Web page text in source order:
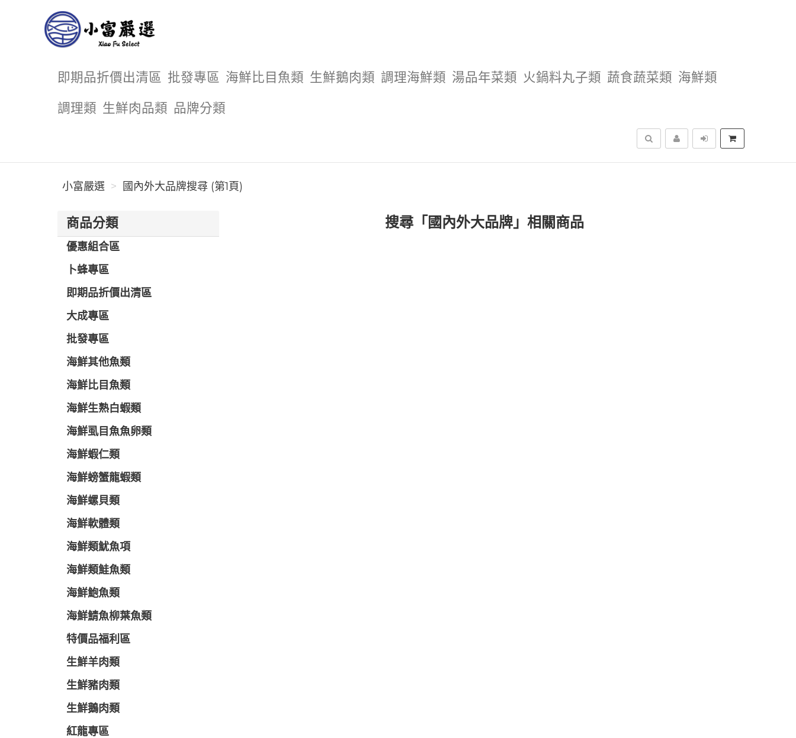
即期品折價出清區 批發專區 海鮮比目魚類 生鮮鵝肉類 調理海鮮類 湯品年菜類 火鍋料丸子類 蔬食蔬菜類 海鮮類
調理類 生鮮肉品類 品牌分類
搜尋
小富嚴選 國內外大品牌搜尋 (第1頁)
商品分類
優惠組合區
卜蜂專區
即期品折價出清區
大成專區
批發專區
海鮮其他魚類
海鮮比目魚類
海鮮生熟白蝦類
海鮮虱目魚魚卵類
海鮮蝦仁類
海鮮螃蟹龍蝦類
海鮮螺貝類
海鮮軟體類
海鮮類魷魚項
海鮮類鮭魚類
海鮮鮑魚類
海鮮鯖魚柳葉魚類
特價品福利區
生鮮羊肉類
生鮮豬肉類
生鮮鵝肉類
紅龍專區
搜尋「國內外大品牌」相關商品